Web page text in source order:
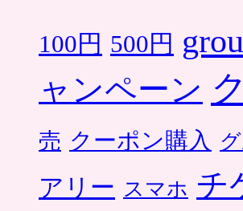
100円 500円
ャンペーン
売 クーポン購入
アリー スマホ チ